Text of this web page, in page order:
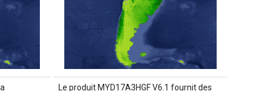
Le produit MYD17A3HGF V6.1 fournit des